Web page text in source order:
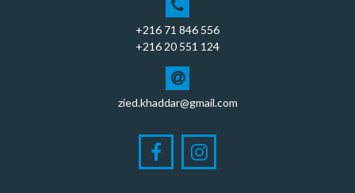
+216 71 846 556
+216 20 551 124
zied.khaddar@gmail.com